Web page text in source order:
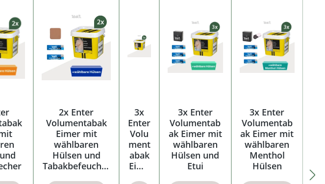
2x Enter
Volumentabak
Eimer mit
wählbaren
Hülsen und
Tabakbefeuchte
3x
Enter
Volu
ment
abak
Eime
3x Enter
Volumentab
ak Eimer mit
wählbaren
Hülsen und
Etui
3x Enter
Volumentab
ak Eimer mit
wählbaren
Menthol
Hülsen